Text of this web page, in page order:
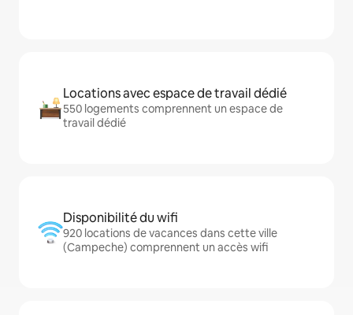
Locations avec espace de travail dédié
550 logements comprennent un espace de
travail dédié
Disponibilité du wifi
920 locations de vacances dans cette ville
(Campeche) comprennent un accès wifi